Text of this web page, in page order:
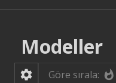
Modeller
Göre sırala: